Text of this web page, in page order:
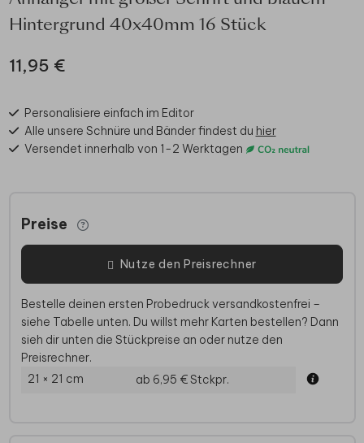
Hintergrund 40x40mm 16 Stück
11,95 €
Personalisiere einfach im Editor
Alle unsere Schnüre und Bänder findest du hier
Versendet innerhalb von 1-2 Werktagen
Preise
Nutze den Preisrechner
Bestelle deinen ersten Probedruck versandkostenfrei –
siehe Tabelle unten. Du willst mehr Karten bestellen? Dann
sieh dir unten die Stückpreise an oder nutze den
Preisrechner.
21 × 21 cm
ab 6,95 €Stckpr.